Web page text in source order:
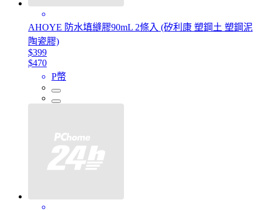
AHOYE 防水填縫膠90mL 2條入 (矽利康 塑鋼土 塑鋼泥
陶瓷膠)
$399
$470
P幣